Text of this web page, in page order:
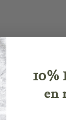
10%
en